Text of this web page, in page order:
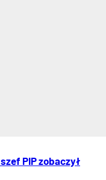
PIP zobaczył